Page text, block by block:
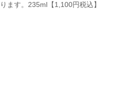
ます。235ml【1,100円税込】